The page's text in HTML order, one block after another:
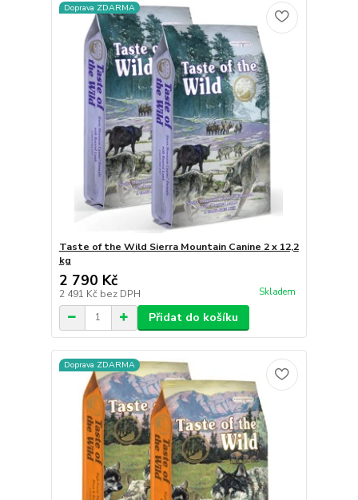
Doprava ZDARMA
Taste of the Wild Sierra Mountain Canine 2 x 12,2
kg
2 790 Kč
2 491 Kč bez DPH Skladem
Přidat do košíku
Doprava ZDARMA